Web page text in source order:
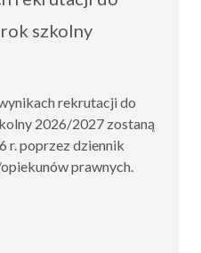
szkolny
rekrutacji do
2026/2027 zostaną
r. poprzez dziennik
prawnych.